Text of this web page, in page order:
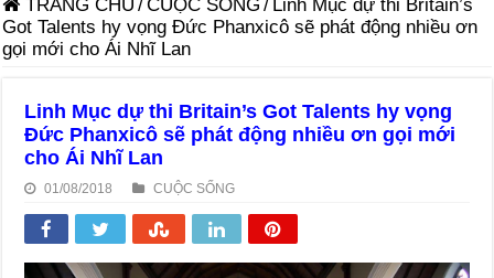
TRANG CHỦ /CUỘC SỐNG / Linh Mục dự thi Britain’s
Got Talents hy vọng Đức Phanxicô sẽ phát động nhiều ơn
gọi mới cho Ái Nhĩ Lan
Linh Mục dự thi Britain’s Got Talents hy vọng
Đức Phanxicô sẽ phát động nhiều ơn gọi mới
cho Ái Nhĩ Lan
01/08/2018 CUỘC SỐNG